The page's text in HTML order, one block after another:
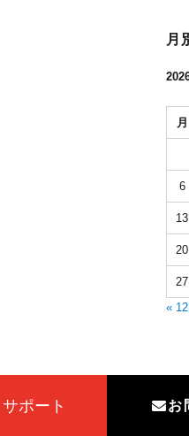
月
月
6
13
20
27
« 12
サポート お